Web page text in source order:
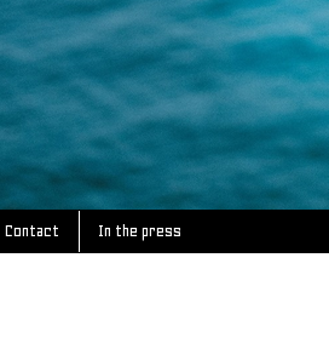
Contact In the press